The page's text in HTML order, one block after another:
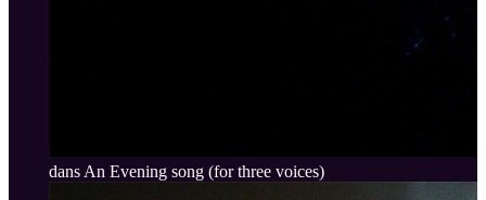
dans An Evening song (for three voices)